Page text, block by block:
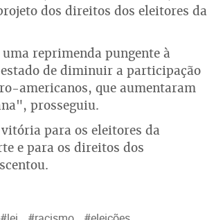
dos direitos dos eleitores da
uma reprimenda pungente à
de diminuir a participação
americanos, que aumentaram
prosseguiu.
para os eleitores da
e para os direitos dos